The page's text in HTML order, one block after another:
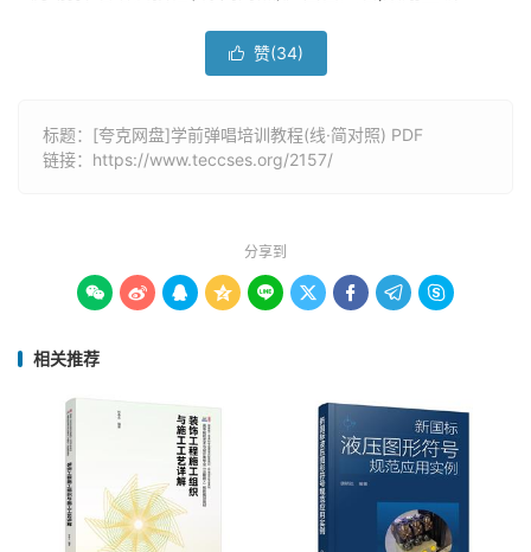
 赞(34)
标题：[夸克网盘]学前弹唱培训教程(线·简对照) PDF
链接： https://www.teccses.org/2157/
分享到
        
相关推荐